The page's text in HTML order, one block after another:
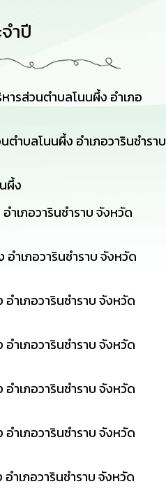
ำปี
ารส่วนตำบลโนนผึ้ง อำเภอ
ำบลโนนผึ้ง อำเภอวารินชำราบ
ผึ้ง
ำเภอวารินชำราบ จังหวัด
ำเภอวารินชำราบ จังหวัด
ำเภอวารินชำราบ จังหวัด
ำเภอวารินชำราบ จังหวัด
ำเภอวารินชำราบ จังหวัด
ำเภอวารินชำราบ จังหวัด
ำเภอวารินชำราบ จังหวัด